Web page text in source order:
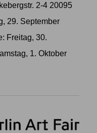
2-4 20095
29. September
Freitag, 30.
1. Oktober